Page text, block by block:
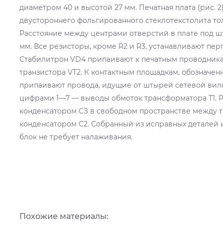
диаметром 40 и высотой 27 мм. Печатная плата (рис.
двустороннего фольгированного стеклотекстолита
Расстояние между центрами отверстий в плате под
мм. Все резисторы, кроме R2 и R3, устанавливают
Стабилитрон VD4 припаивают к печатным
транзистора VT2. К контактным площадкам,
припаивают провода, идущие от штырей сетевой
цифрами 1—7 — выводы обмоток трансформатора Т1.
конденсатором СЗ в свободном пространстве между
конденсатором С2. Собранный из исправных
блок не требует налаживания.
Похожие материалы: